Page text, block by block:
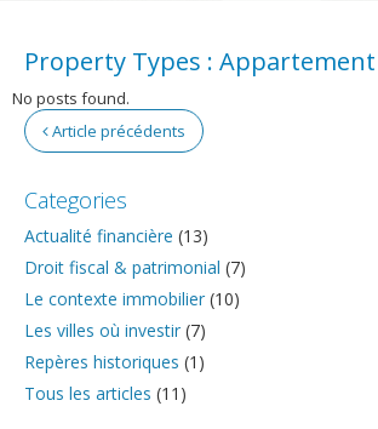
Property Types : Appartement
No posts found.
Article précédents
Categories
Actualité financière (13)
Droit fiscal & patrimonial (7)
Le contexte immobilier (10)
Les villes où investir (7)
Repères historiques (1)
Tous les articles (11)